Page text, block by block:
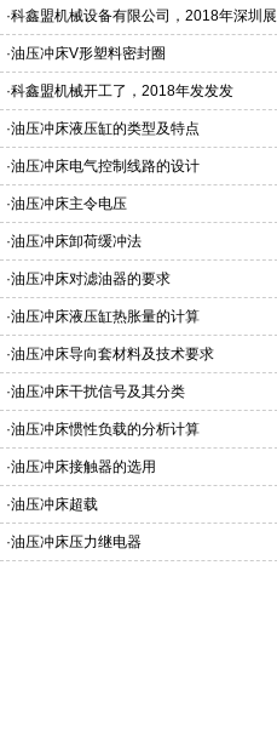
·科鑫盟机械设备有限公司，2018年深圳展
馆3G24号，欢迎新老客户莅临参观
·油压冲床V形塑料密封圈
·科鑫盟机械开工了，2018年发发发
·油压冲床液压缸的类型及特点
·油压冲床电气控制线路的设计
·油压冲床主令电压
·油压冲床卸荷缓冲法
·油压冲床对滤油器的要求
·油压冲床液压缸热胀量的计算
·油压冲床导向套材料及技术要求
·油压冲床干扰信号及其分类
·油压冲床惯性负载的分析计算
·油压冲床接触器的选用
·油压冲床超载
·油压冲床压力继电器